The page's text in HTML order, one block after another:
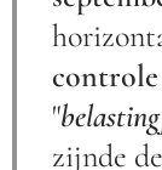
controle
"
zijnde de